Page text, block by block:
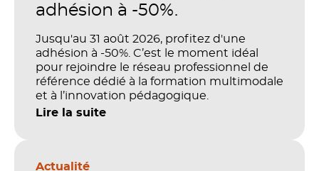
adhésion à -50%.
Jusqu'au 31 août 2026, profitez d'une
adhésion à -50%. C’est le moment idéal
pour rejoindre le réseau professionnel de
référence dédié à la formation multimodale
et à l’innovation pédagogique.
Lire la suite
Actualité